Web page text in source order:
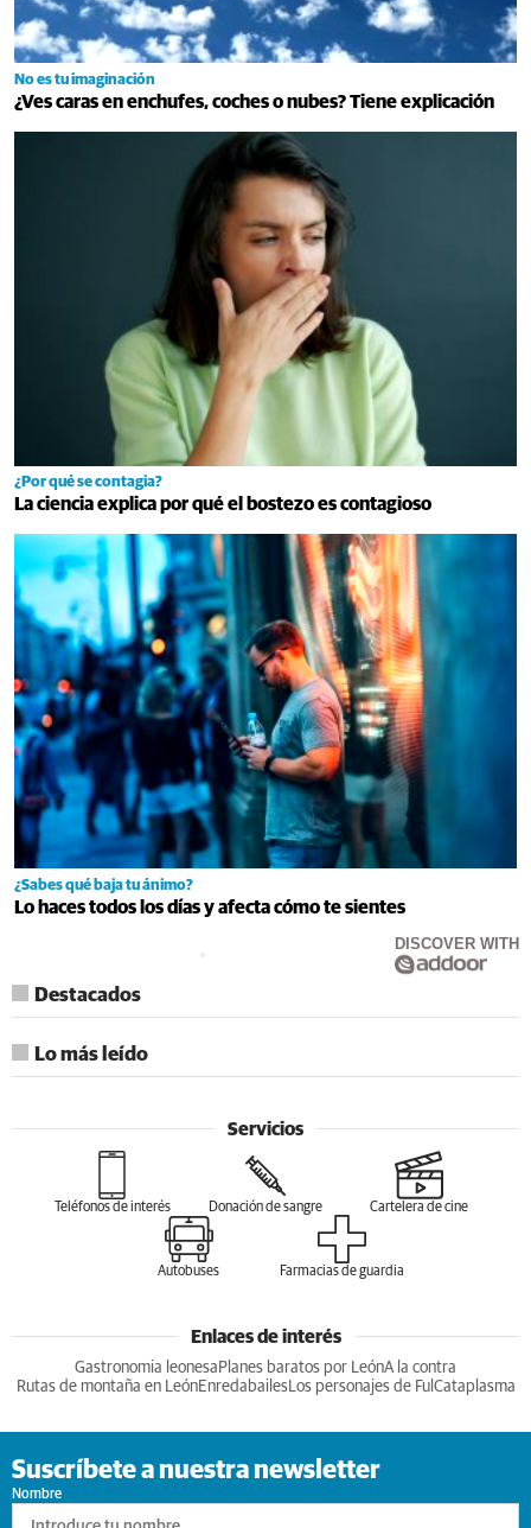
No es tu imaginación
¿Ves caras en enchufes, coches o nubes? Tiene explicación
¿Por qué se contagia?
La ciencia explica por qué el bostezo es contagioso
¿Sabes qué baja tu ánimo?
Lo haces todos los días y afecta cómo te sientes
DISCOVER WITH
Destacados
Lo más leído
Servicios
Teléfonos de interés Donación de sangre Cartelera de cine
Autobuses Farmacias de guardia
Enlaces de interés
Gastronomia leonesa Planes baratos por LeónA la contra
Rutas de montaña en LeónEnredabailesLos personajes de Ful Cataplasma
Suscríbete a nuestra newsletter
Nombre